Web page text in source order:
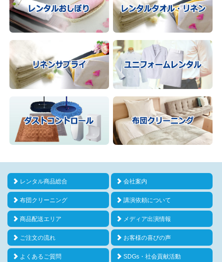
レンタル商品総合
布団クリーニング
商品配送エリア
ご注文の流れ
よくあるご質問
会社案内
講演依頼について
メディア出演情報
お客様の喜びの声
SDGs・社会貢献活動